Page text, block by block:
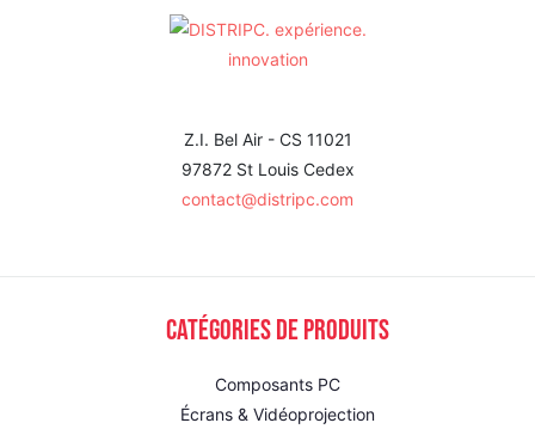
Z.I. Bel Air - CS 11021
97872 St Louis Cedex
contact@distripc.com
Catégories de produits
Composants PC
Écrans & Vidéoprojection